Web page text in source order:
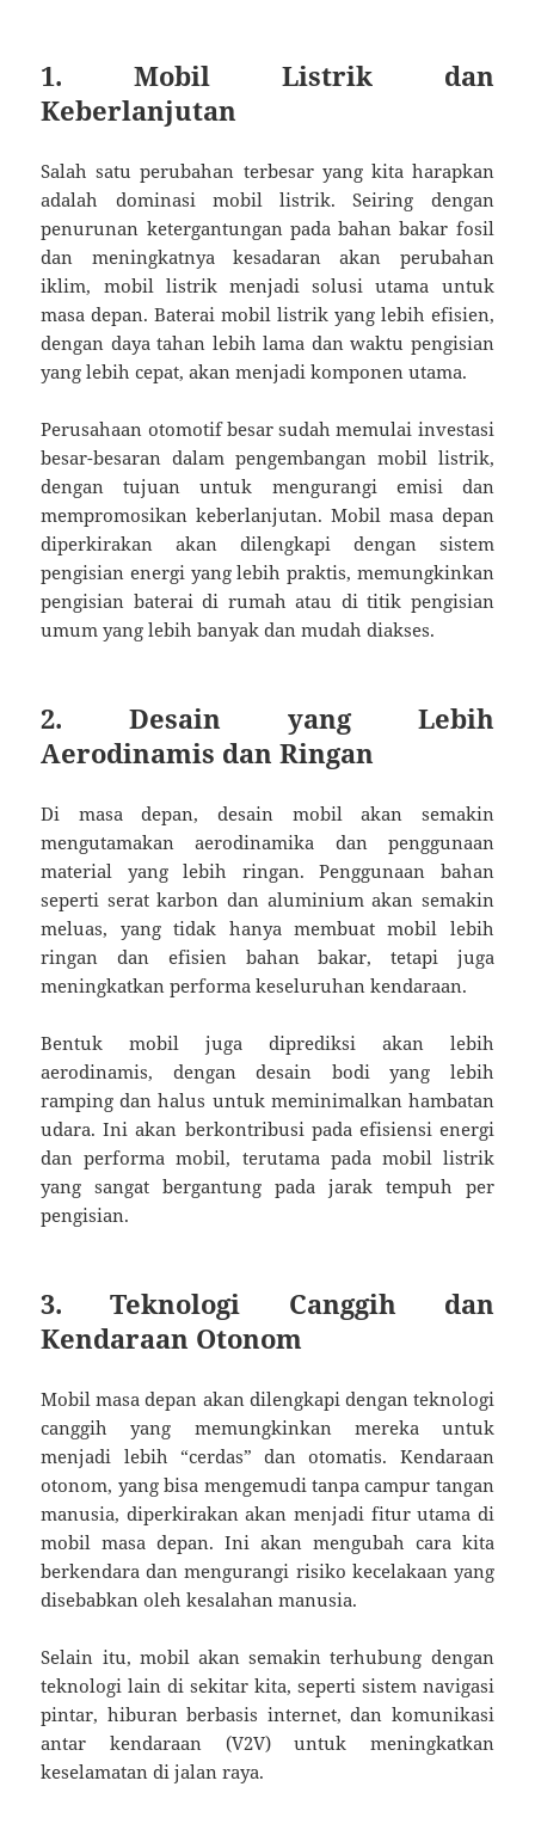
1. Mobil Listrik dan
Keberlanjutan
Salah satu perubahan terbesar yang kita harapkan
adalah dominasi mobil listrik. Seiring dengan
penurunan ketergantungan pada bahan bakar fosil
dan meningkatnya kesadaran akan perubahan
iklim, mobil listrik menjadi solusi utama untuk
masa depan. Baterai mobil listrik yang lebih efisien,
dengan daya tahan lebih lama dan waktu pengisian
yang lebih cepat, akan menjadi komponen utama.
Perusahaan otomotif besar sudah memulai investasi
besar-besaran dalam pengembangan mobil listrik,
dengan tujuan untuk mengurangi emisi dan
mempromosikan keberlanjutan. Mobil masa depan
diperkirakan akan dilengkapi dengan sistem
pengisian energi yang lebih praktis, memungkinkan
pengisian baterai di rumah atau di titik pengisian
umum yang lebih banyak dan mudah diakses.
2. Desain yang Lebih
Aerodinamis dan Ringan
Di masa depan, desain mobil akan semakin
mengutamakan aerodinamika dan penggunaan
material yang lebih ringan. Penggunaan bahan
seperti serat karbon dan aluminium akan semakin
meluas, yang tidak hanya membuat mobil lebih
ringan dan efisien bahan bakar, tetapi juga
meningkatkan performa keseluruhan kendaraan.
Bentuk mobil juga diprediksi akan lebih
aerodinamis, dengan desain bodi yang lebih
ramping dan halus untuk meminimalkan hambatan
udara. Ini akan berkontribusi pada efisiensi energi
dan performa mobil, terutama pada mobil listrik
yang sangat bergantung pada jarak tempuh per
pengisian.
3. Teknologi Canggih dan
Kendaraan Otonom
Mobil masa depan akan dilengkapi dengan teknologi
canggih yang memungkinkan mereka untuk
menjadi lebih “cerdas” dan otomatis. Kendaraan
otonom, yang bisa mengemudi tanpa campur tangan
manusia, diperkirakan akan menjadi fitur utama di
mobil masa depan. Ini akan mengubah cara kita
berkendara dan mengurangi risiko kecelakaan yang
disebabkan oleh kesalahan manusia.
Selain itu, mobil akan semakin terhubung dengan
teknologi lain di sekitar kita, seperti sistem navigasi
pintar, hiburan berbasis internet, dan komunikasi
antar kendaraan (V2V) untuk meningkatkan
keselamatan di jalan raya.